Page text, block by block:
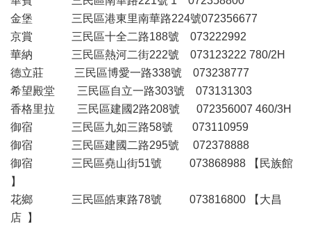
金堡 三民區港東里南華路224號072356677
京賞 三民區十全二路188號 073222992
華納 三民區熱河二街222號 073123222 780/2H
德立莊 三民區博愛一路338號 073238777
希望殿堂 三民區自立一路303號 073131303
香格里拉 三民區建國2路208號 072356007 460/3H
御宿 三民區九如三路58號 073110959
御宿 三民區建國二路295號 072378888
御宿 三民區堯山街51號 073868988 【民族館
】
花鄉 三民區皓東路78號 073816800 【大昌
店 】